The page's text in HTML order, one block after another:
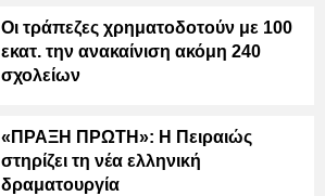
Οι τράπεζες χρηματοδοτούν με 100
εκατ. την ανακαίνιση ακόμη 240
σχολείων
«ΠΡΑΞΗ ΠΡΩΤΗ»: Η Πειραιώς
στηρίζει τη νέα ελληνική
δραματουργία